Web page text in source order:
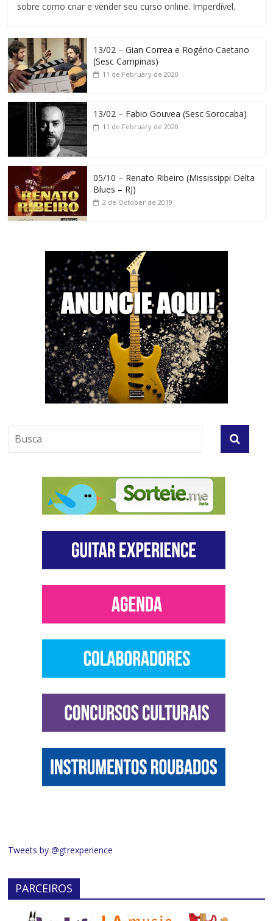
sobre como criar e vender seu curso online. Imperdível.
13/02 – Gian Correa e Rogério Caetano
(Sesc Campinas)
11 de February de 2020
13/02 – Fabio Gouvea (Sesc Sorocaba)
11 de February de 2020
05/10 – Renato Ribeiro (Mississippi Delta
Blues – RJ)
2 de October de 2019
Tweets by @gtrexperience
PARCEIROS